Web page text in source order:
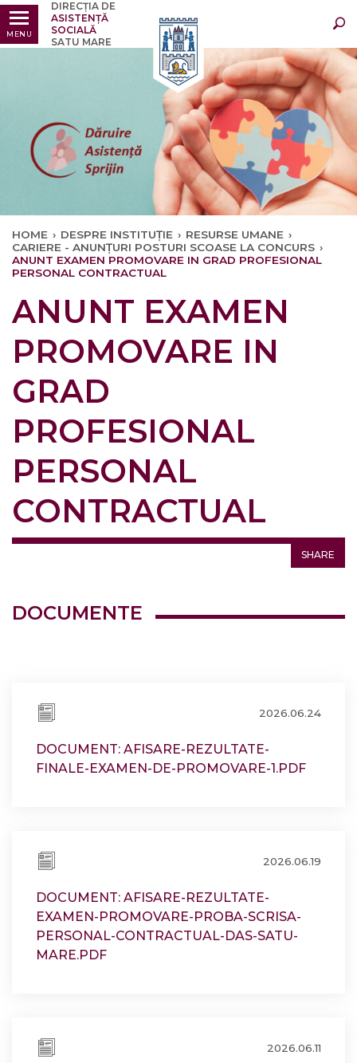
MENU
DIRECȚIA DE
ASISTENȚĂ
SOCIALĂ
SATU MARE
Ultimele
HOME › DESPRE INSTITUȚIE › RESURSE UMANE ›
CARIERE - ANUNȚURI POSTURI SCOASE LA CONCURS ›
ANUNT EXAMEN PROMOVARE IN GRAD PROFESIONAL
PERSONAL CONTRACTUAL
ANUNT EXAMEN
PROMOVARE IN
GRAD
PROFESIONAL
PERSONAL
CONTRACTUAL
SHARE
DOCUMENTE
2026.06.24
DOCUMENT: AFISARE-REZULTATE-
FINALE-EXAMEN-DE-PROMOVARE-1.PDF
2026.06.19
DOCUMENT: AFISARE-REZULTATE-
EXAMEN-PROMOVARE-PROBA-SCRISA-
PERSONAL-CONTRACTUAL-DAS-SATU-
MARE.PDF
2026.06.11